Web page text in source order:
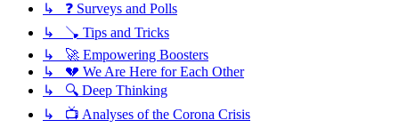
↳ ❓ Surveys and Polls
↳ 🪠 Tips and Tricks
↳ 🚀 Empowering Boosters
↳ 💔 We Are Here for Each Other
↳ 🔍 Deep Thinking
↳ 📺 Analyses of the Corona Crisis